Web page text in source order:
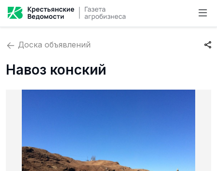
Доска объявлений
Навоз конский